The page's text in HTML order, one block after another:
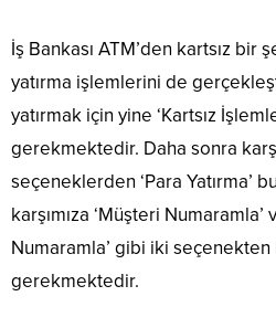
İş Bankası ATM’den kartsız bir
yatırma işlemlerini de
yatırmak için yine ‘Kartsız
gerekmektedir. Daha sonra
seçeneklerden ‘Para Yatırma’
karşımıza ‘Müşteri Numaramla’
Numaramla’ gibi iki
gerekmektedir.